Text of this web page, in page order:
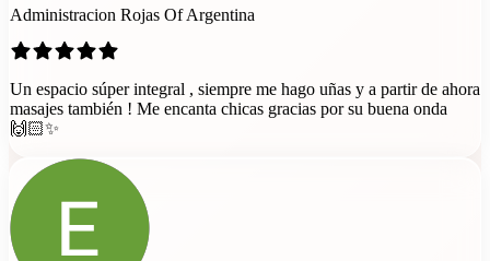
Administracion Rojas Of Argentina
Un espacio súper integral , siempre me hago uñas y a partir de ahora
masajes también ! Me encanta chicas gracias por su buena onda
🙌🏻✨